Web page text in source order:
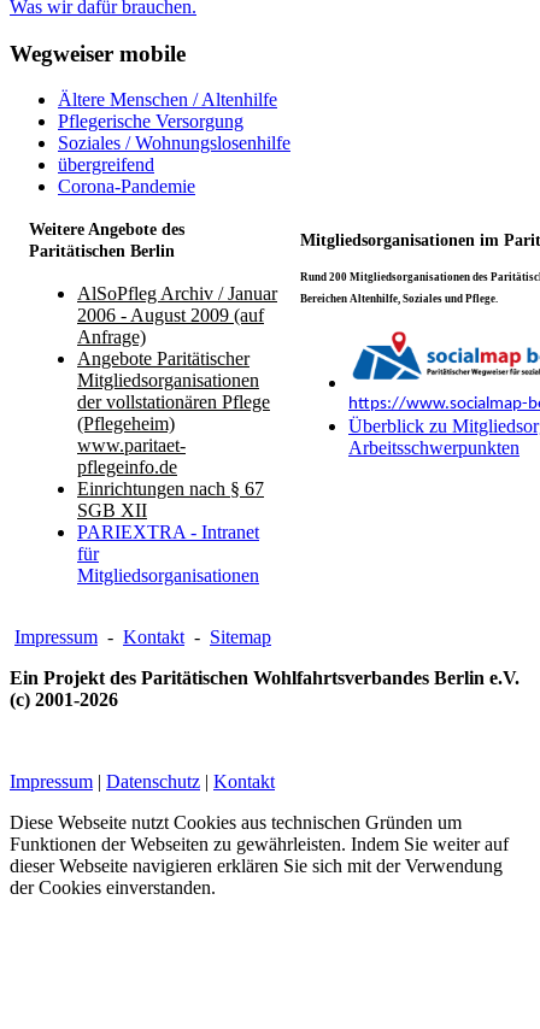
Was wir dafür brauchen.
Wegweiser mobile
Ältere Menschen / Altenhilfe
Pflegerische Versorgung
Soziales / Wohnungslosenhilfe
übergreifend
Corona-Pandemie
Weitere Angebote des
Paritätischen Berlin
Mitgliedsorganisationen im
AlSoPfleg Archiv / Januar
2006 - August 2009 (auf
Anfrage)
Angebote Paritätischer
Mitgliedsorganisationen
der vollstationären Pflege
(Pflegeheim)
www.paritaet-
pflegeinfo.de
Einrichtungen nach § 67
SGB XII
PARIEXTRA - Intranet
für
Mitgliedsorganisationen
Rund 200 Mitgliedsorganisationen des
Bereichen Altenhilfe, Soziales und Pflege.
https://www.socialmap-
Überblick zu
Arbeitsschwerpunkten
Impressum - Kontakt - Sitemap
Ein Projekt des Paritätischen Wohlfahrtsverbandes Berlin e.V.
(c) 2001-2026
Impressum | Datenschutz | Kontakt
Diese Webseite nutzt Cookies aus technischen Gründen um
Funktionen der Webseiten zu gewährleisten. Indem Sie weiter auf
dieser Webseite navigieren erklären Sie sich mit der Verwendung
der Cookies einverstanden.